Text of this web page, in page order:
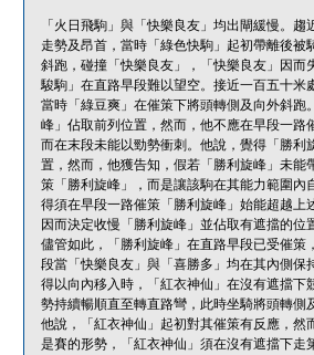
「火日飛駒」與「快樂良友」均出閘緩慢。
走勢及昂首，當時「綠色快駒」起初帶離後
斜跑，碰撞「快樂良友」，「快樂良友」因而
駿駒」在直路早段難以望空。接近一百五十米
當時「綠豆爽」在催策下將頭轉側及向外斜
峰」佔取前列位置，然而，他不應在早段一
而在末段未能以勁勢衝刺。他說，覺得「勝
置，然而，他獲告知，假若「勝利旋峰」未
策「勝利旋峰」，而是讓該駒在其能力範圍
得須在早段一路催策「勝利旋峰」始能超越
因而決定收慢「勝利旋峰」並佔取有遮擋的
儘管如此，「勝利旋峰」在直路早段已受催
段當「快樂良友」與「喜勝多」均在其內側保
得以向內移入時，「紅衣神仙」在沒有遮擋
勢持續暢順直至轉直路彎，此時坐騎將頭轉側
他說，「紅衣神仙」起初對其催策有反應，
是賽的形勢，「紅衣神仙」須在沒有遮擋下